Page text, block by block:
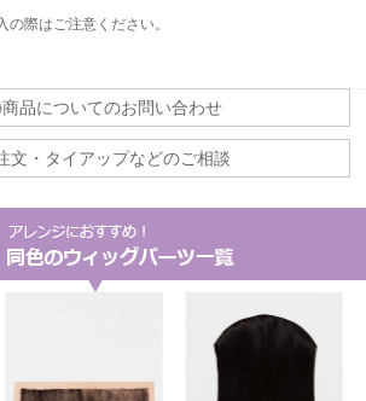
際はご注意ください。
商品についてのお問い合わせ
文・タイアップなどのご相談